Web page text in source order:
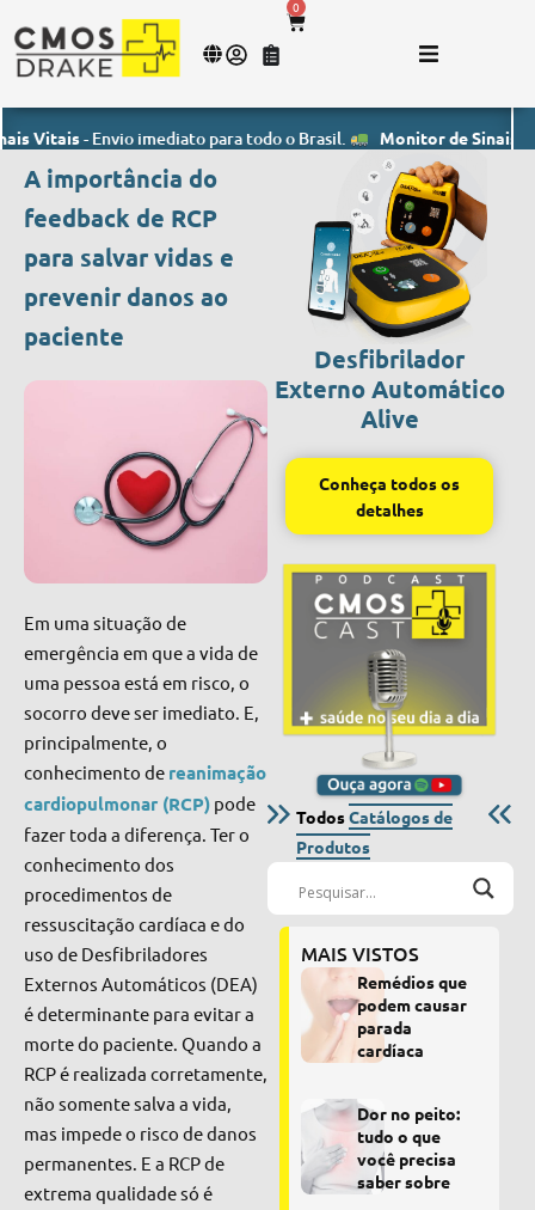
0
- Envio imediato para todo o Brasil. Monitor de Sinais Vitais-
A importância do
feedback de RCP
para salvar vidas e
prevenir danos ao
paciente
Em uma situação de
emergência em que a vida de
uma pessoa está em risco, o
socorro deve ser imediato. E,
principalmente, o
conhecimento de reanimação
cardiopulmonar (RCP) pode
fazer toda a diferença. Ter o
conhecimento dos
procedimentos de
ressuscitação cardíaca e do
uso de Desfibriladores
Externos Automáticos (DEA)
é determinante para evitar a
morte do paciente. Quando a
RCP é realizada corretamente,
não somente salva a vida,
mas impede o risco de danos
permanentes. E a RCP de
extrema qualidade só é
Desfibrilador
Externo Automático
Alive
Conheça todos os
detalhes
TodosCatálogos de
Produtos
MAIS VISTOS
Remédios que
podem causar
parada
cardíaca
Dor no peito:
tudo o que
você precisa
saber sobre